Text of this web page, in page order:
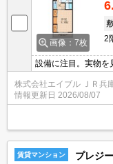
画像：7枚
2
設備に注目。実物を
っと広めのお部屋を
株式会社エイブル ＪＲ兵
情報更新日 2026/08/07
賃貸マンション プレジ